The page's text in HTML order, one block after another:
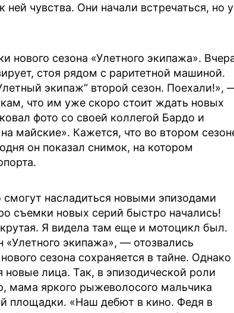
чувства. Они начали встречаться, но у
нового сезона «Улетного экипажа».
стоя рядом с раритетной машиной.
экипаж“ второй сезон. Поехали!»,
что им уже скоро стоит ждать новых
фото со своей коллегой Бардо и
майские». Кажется, что во втором
он показал снимок, на котором
насладиться новыми эпизодами
съемки новых серий быстро начались!
Я видела там еще и мотоцикл был.
экипажа», — отозвались
сезона сохраняется в тайне. Однако
новые лица. Так, в эпизодической роли
мама яркого рыжеволосого мальчика
площадки. «Наш дебют в кино. Федя в